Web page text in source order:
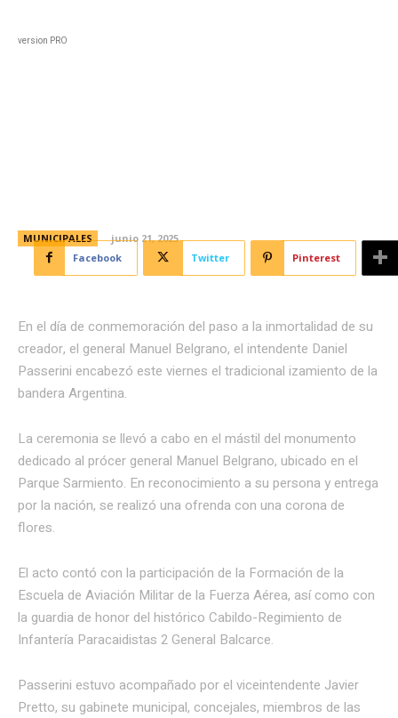
version PRO
MUNICIPALES
junio 21, 2025
Facebook
Twitter Pinterest
En el día de conmemoración del paso a la inmortalidad de su
creador, el general Manuel Belgrano, el intendente Daniel
Passerini encabezó este viernes el tradicional izamiento de la
bandera Argentina.
La ceremonia se llevó a cabo en el mástil del monumento
dedicado al prócer general Manuel Belgrano, ubicado en el
Parque Sarmiento. En reconocimiento a su persona y entrega
por la nación, se realizó una ofrenda con una corona de
flores.
El acto contó con la participación de la Formación de la
Escuela de Aviación Militar de la Fuerza Aérea, así como con
la guardia de honor del histórico Cabildo-Regimiento de
Infantería Paracaidistas 2 General Balcarce.
Passerini estuvo acompañado por el viceintendente Javier
Pretto, su gabinete municipal, concejales, miembros de las